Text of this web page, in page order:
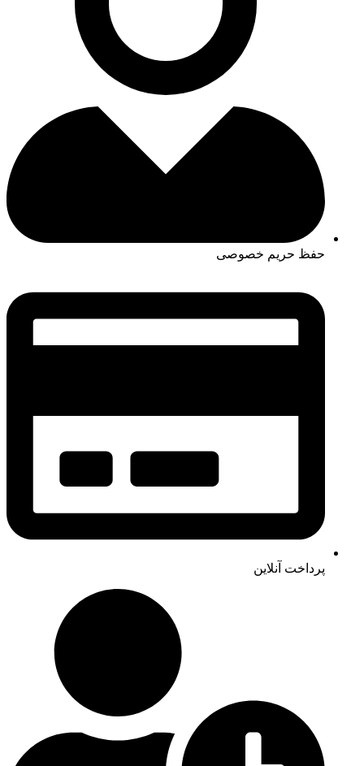
حفظ حریم خصوصی
پرداخت آنلاین